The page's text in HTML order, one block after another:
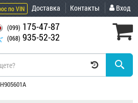
по VIN Доставка Контакты Вход
(099) 175-47-87
(068) 935-52-32